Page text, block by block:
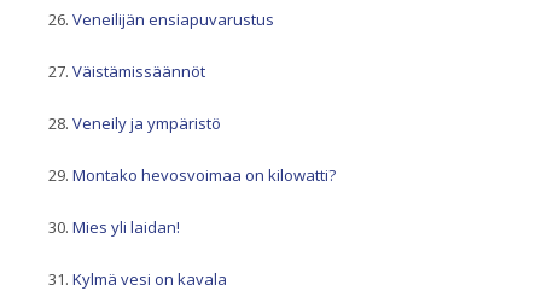
Veneilijän ensiapuvarustus
Väistämissäännöt
Veneily ja ympäristö
Montako hevosvoimaa on kilowatti?
Mies yli laidan!
Kylmä vesi on kavala